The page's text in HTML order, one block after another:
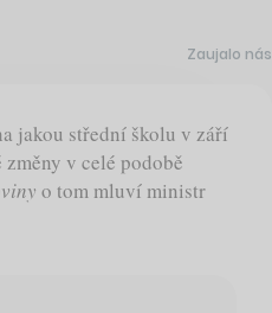
Zaujalo nás
jakou střední školu v září
v celé podobě
o tom mluví ministr